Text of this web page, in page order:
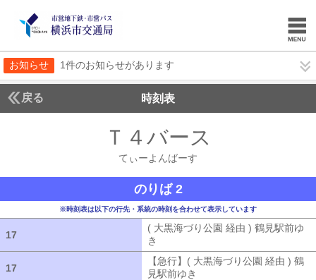
お知らせ 1件のお知らせがあります
戻る 時刻表
Ｔ４バース
てぃーよんばーす
のりば 2
※時刻表は以下の行先・系統の時刻を合わせて表示しています
17
( 大黒海づり公園 経由 ) 鶴見駅前ゆ
き
17
【急行】( 大黒海づり公園 経由 ) 鶴
見駅前ゆき